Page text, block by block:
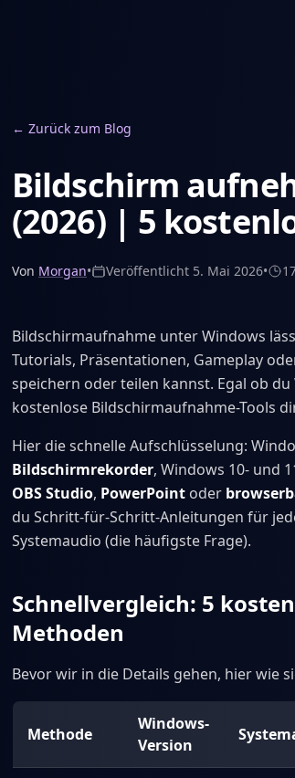
← Zurück zum Blog
Bildschirm
(2026) | 5
Von Morgan• Veröffentlicht 5. Mai 2026•
Bildschirmaufnahme unter Windows
Tutorials, Präsentationen, Gameplay
speichern oder teilen kannst. Egal ob
kostenlose Bildschirmaufnahme-Tools
Hier die schnelle Aufschlüsselung:
Bildschirmrekorder, Windows 10- und
OBS Studio, PowerPoint oder
du Schritt-für-Schritt-Anleitungen für
Systemaudio (die häufigste Frage).
Schnellvergleich: 5
Methoden
Bevor wir in die Details gehen, hier wie
Methode
Windows-
Version